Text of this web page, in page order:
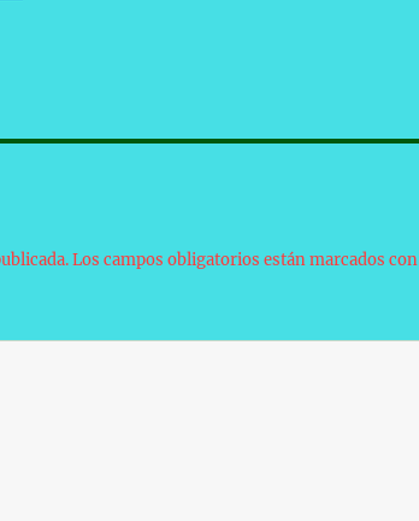
Los campos obligatorios están marcados con